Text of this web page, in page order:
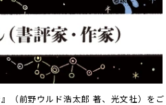
（前野ウルド浩太郎 著、光文社）をご